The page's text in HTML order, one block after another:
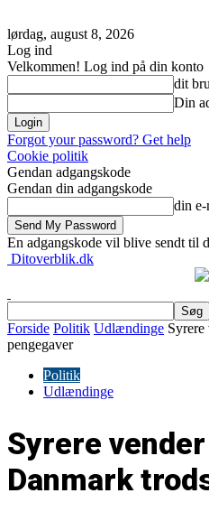
lørdag, august 8, 2026
Log ind
Velkommen! Log ind på din konto
dit
Din
Forgot your password? Get help
Cookie politik
Gendan adgangskode
Gendan din adgangskode
din e-
En adgangskode vil blive sendt til
Ditoverblik.dk
Forside Politik Udlændinge
pengegaver
Politik
Udlændinge
Syrere
Danmark